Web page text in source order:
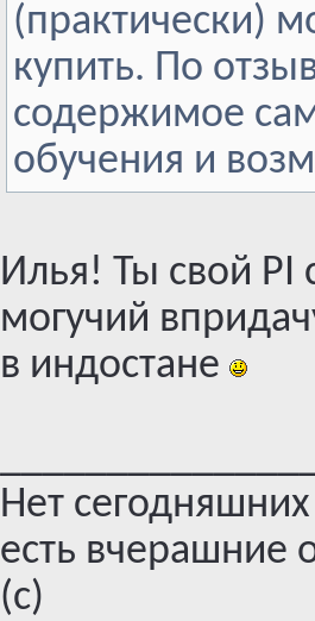
(практически)
купить. По
содержимое
обучения и
Илья! Ты свой PI
могучий
в индостане
Нет
есть вчерашние
(с)